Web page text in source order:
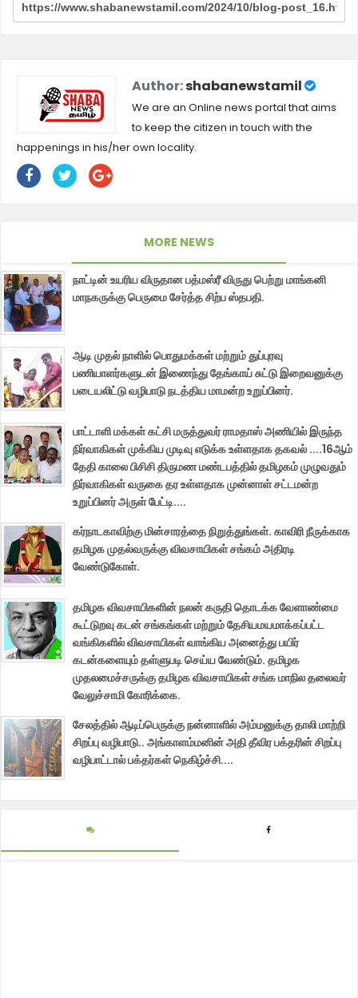
Author:shabanewstamil
We are an Online news portal that aims
to keep the citizen in touch with the
happenings in his/her own locality.
MORE NEWS
நாட்டின் உயரிய விருதான பத்மஸ்ரீ விருது பெற்று மாங்கனி
மாநகருக்கு பெருமை சேர்த்த சிற்ப ஸ்தபதி.
ஆடி முதல் நாளில் பொதுமக்கள் மற்றும் துப்புரவு
பணியாளர்களுடன் இணைந்து தேங்காய் சுட்டு இறைவனுக்கு
படையலிட்டு வழிபாடு நடத்திய மாமன்ற உறுப்பினர்.
பாட்டாளி மக்கள் கட்சி மருத்துவர் ராமதாஸ் அணியில் இருந்த
நிர்வாகிகள் முக்கிய முடிவு எடுக்க உள்ளதாக தகவல் ....16ஆம்
தேதி காலை பிசிசி திருமண மண்டபத்தில் தமிழகம் முழுவதும்
நிர்வாகிகள் வருகை தர உள்ளதாக முன்னாள் சட்டமன்ற
உறுப்பினர் அருள் பேட்டி....
கர்நாடகாவிற்கு மின்சாரத்தை நிறுத்துங்கள். காவிரி நீருக்காக
தமிழக முதல்வருக்கு விவசாயிகள் சங்கம் அதிரடி
வேண்டுகோள்.
தமிழக விவசாயிகளின் நலன் கருதி தொடக்க வேளாண்மை
கூட்டுறவு கடன் சங்கங்கள் மற்றும் தேசியமயமாக்கப்பட்ட
வங்கிகளில் விவசாயிகள் வாங்கிய அனைத்து பயிர்
கடன்களையும் தள்ளுபடி செய்ய வேண்டும். தமிழக
முதலமைச்சருக்கு தமிழக விவசாயிகள் சங்க மாநில தலைவர்
வேலுச்சாமி கோரிக்கை.
சேலத்தில் ஆடிப்பெருக்கு நன்னாளில் அம்மனுக்கு தாலி மாற்றி
சிறப்பு வழிபாடு.. அங்காளம்மனின் அதி தீவிர பக்தரின் சிறப்பு
வழிபாட்டால் பக்தர்கள் நெகிழ்ச்சி....